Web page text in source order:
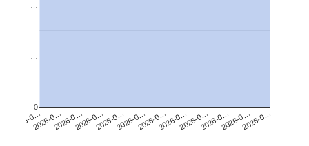
2026-0…2026-0…2026-0…2026-0…2026-0…2026-0…2026-0…2026-0…2026-0…2026-0…2026-0…2026-0…
0
…